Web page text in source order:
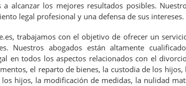
a alcanzar los mejores resultados posibles.
legal profesional y una defensa de sus intereses.
trabajamos con el objetivo de ofrecer un
Nuestros abogados están altamente
en todos los aspectos relacionados con el
el reparto de bienes, la custodia de los hijos,
los hijos, la modificación de medidas, la nulidad